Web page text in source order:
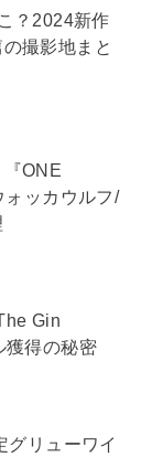
？2024新作
撮影地まと
ONE
ッカウルフ/
Gin
獲得の秘密
グリューワイ